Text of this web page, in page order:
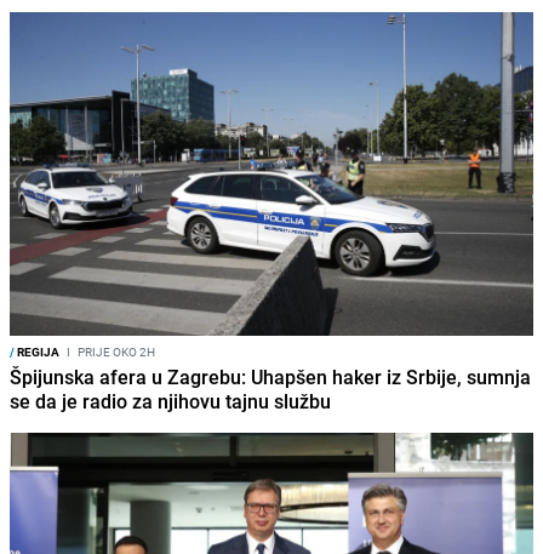
/REGIJA I PRIJE OKO 2H
Špijunska afera u Zagrebu: Uhapšen haker iz Srbije, sumnja
se da je radio za njihovu tajnu službu